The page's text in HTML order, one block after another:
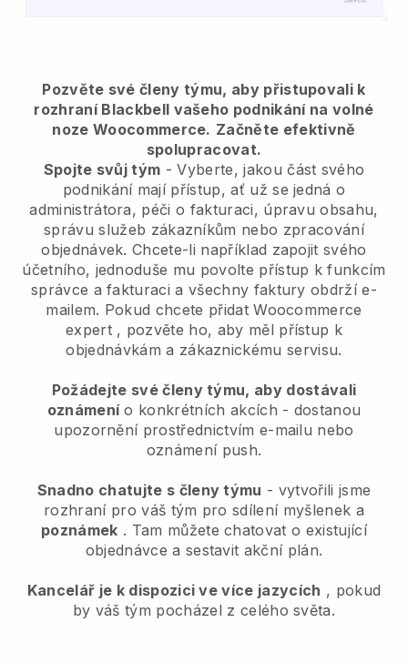
Pozvěte své členy týmu, aby přistupovali k
rozhraní Blackbell vašeho podnikání na volné
noze Woocommerce. Začněte efektivně
spolupracovat.
Spojte svůj tým - Vyberte, jakou část svého
podnikání mají přístup, ať už se jedná o
administrátora, péči o fakturaci, úpravu obsahu,
správu služeb zákazníkům nebo zpracování
objednávek. Chcete-li například zapojit svého
účetního, jednoduše mu povolte přístup k funkcím
správce a fakturaci a všechny faktury obdrží e-
mailem. Pokud chcete přidat Woocommerce
expert, pozvěte ho, aby měl přístup k
objednávkám a zákaznickému servisu.
Požádejte své členy týmu, aby dostávali
oznámenío konkrétních akcích - dostanou
upozornění prostřednictvím e-mailu nebo
oznámení push.
Snadno chatujte s členy týmu - vytvořili jsme
rozhraní pro váš tým pro sdílení myšlenek a
poznámek . Tam můžete chatovat o existující
objednávce a sestavit akční plán.
Kancelář je k dispozici ve více jazycích , pokud
by váš tým pocházel z celého světa.